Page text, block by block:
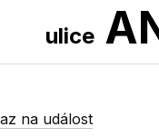
ulice
na událost